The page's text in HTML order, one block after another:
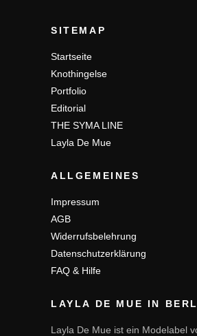
SITEMAP
Startseite
Knothingelse
Portfolio
Editorial
THE SYMA LINE
Layla De Mue
ALLGEMEINES
Impressum
AGB
Widerrufsbelehrung
Datenschutzerklärung
FAQ & Hilfe
LAYLA DE MUE IN
Layla De Mue ist ein Modelabel